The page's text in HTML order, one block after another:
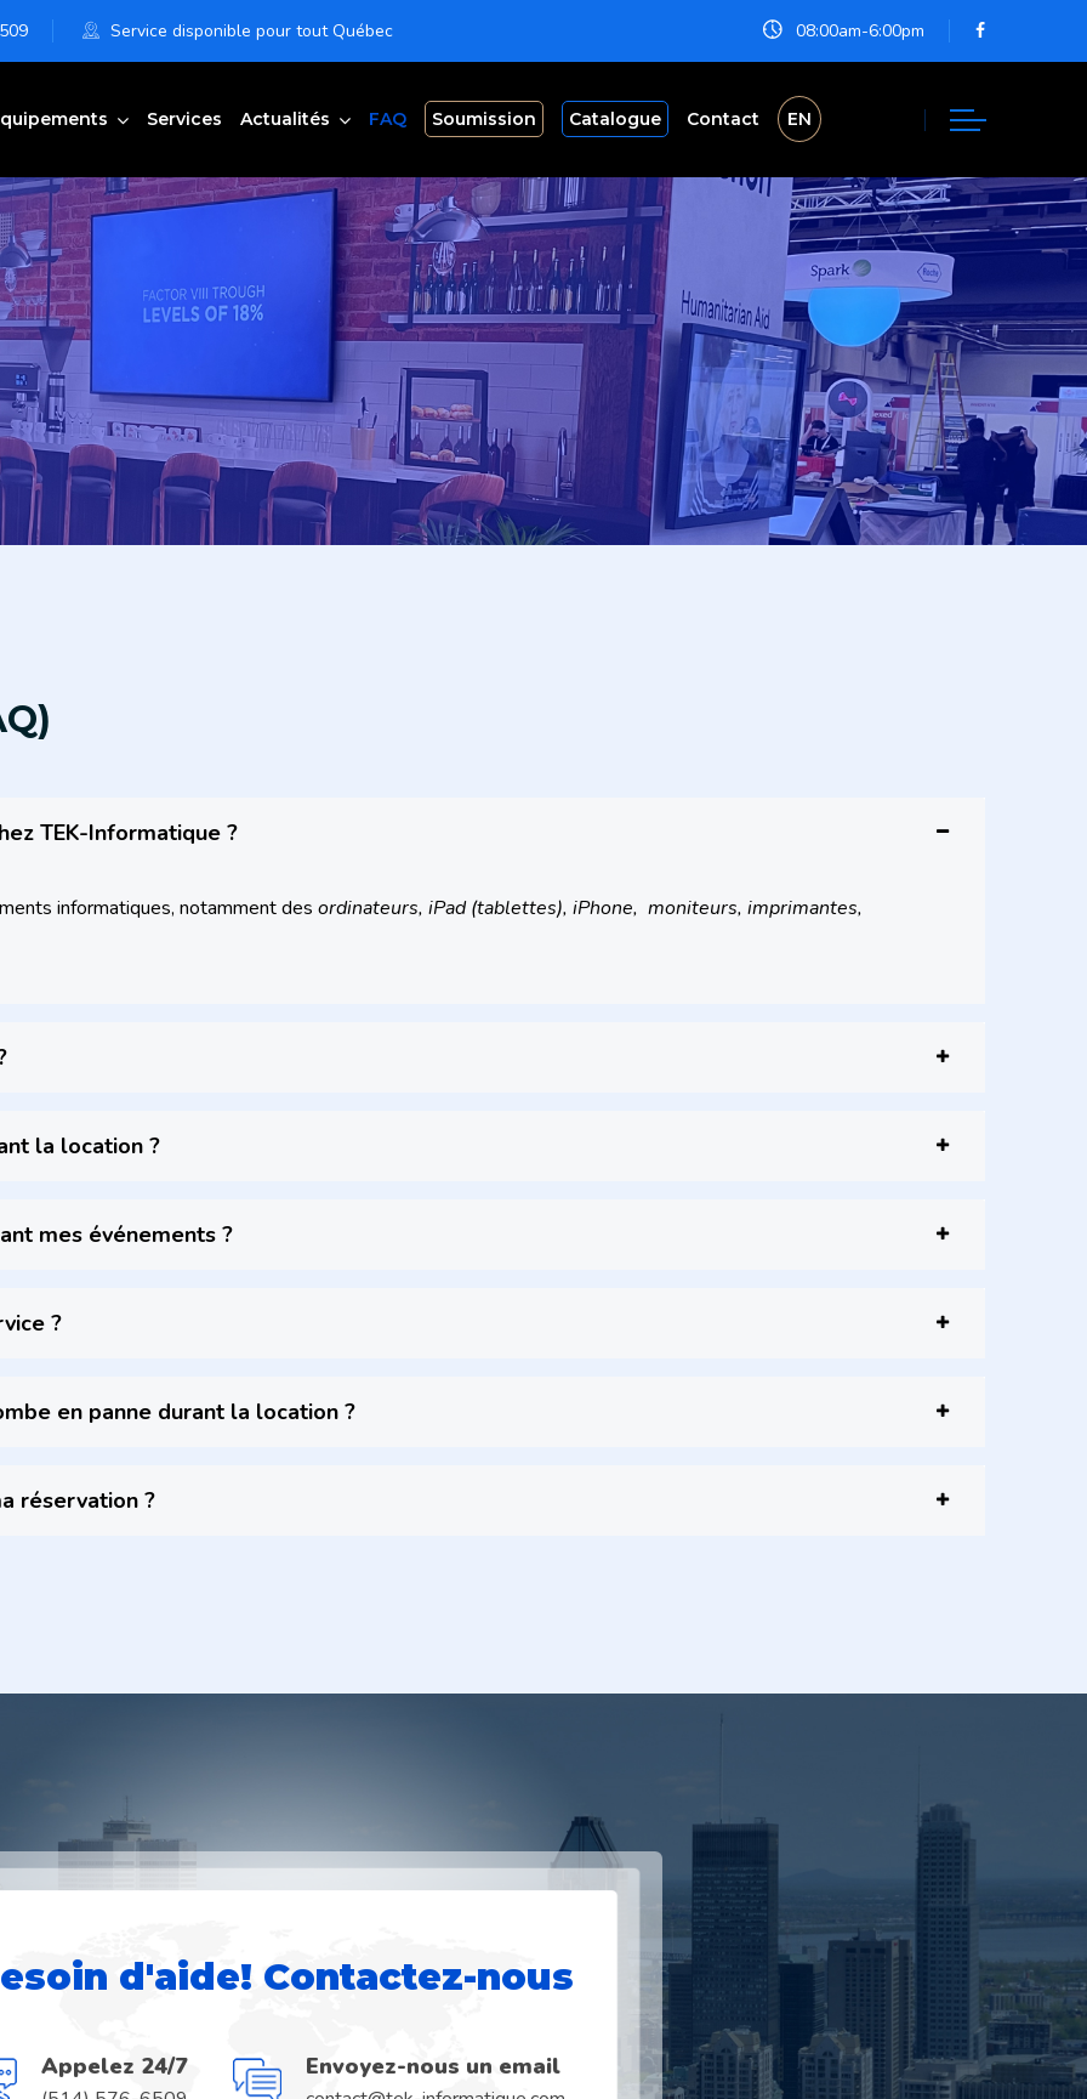
Service disponible pour tout Québec 08:00am-6:00pm
Services Actualités FAQ Soumission Catalogue Contact EN
TEK-Informatique ?
informatiques, notamment des ordinateurs, iPad (tablettes), iPhone, moniteurs, imprimantes,
la location ?
mes événements ?
?
en panne durant la location ?
réservation ?
d'aide! Contactez-nous
Appelez 24/7 Envoyez-nous un email